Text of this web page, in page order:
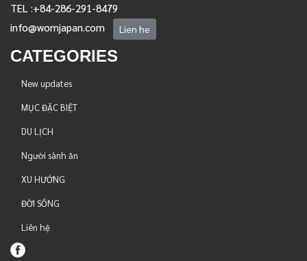
TEL :+84-286-291-8479
info@womjapan.com
Lien he
CATEGORIES
New updates
MỤC ĐẶC BIỆT
DU LỊCH
Người sành ăn
XU HƯỚNG
ĐỜI SỐNG
Liên hệ